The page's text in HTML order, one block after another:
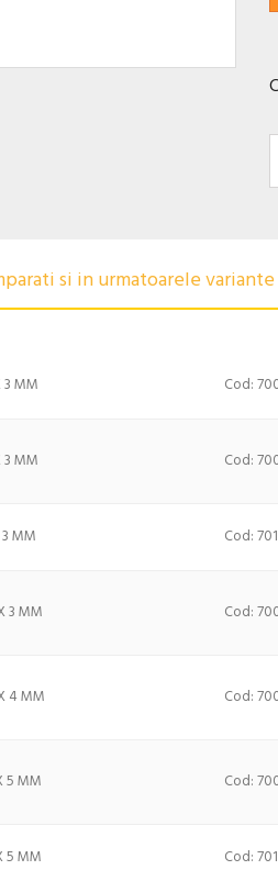
si in urmatoarele variante
3 MM Cod:
3 MM Cod:
MM Cod:
3 MM Cod:
4 MM Cod:
5 MM Cod:
5 MM Cod: